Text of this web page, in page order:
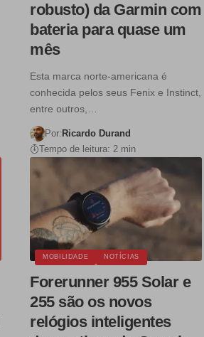
robusto) da Garmin com
bateria para quase um
mês
Esta marca norte-americana é
conhecida pelos seus Fenix e Instinct,
entre outros,…
Por: Ricardo Durand
Tempo de leitura: 2 min
MOBILIDADE NOTÍCIAS
Forerunner 955 Solar e
255 são os novos
relógios inteligentes